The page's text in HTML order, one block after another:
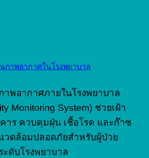
ภาพอากาศในโรงพยาบาล
พอากาศภายในโรงพยาบาล
Monitoring System) ช่วยเฝ้า
าร ควบคุมฝุ่น เชื้อโรค และก๊าซ
วดล้อมปลอดภัยสำหรับผู้ป่วย
ดับโรงพยาบาล